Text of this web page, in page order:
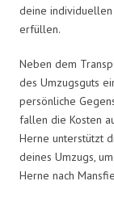
deine
erfüllen.
Neben dem
des Umzugsguts
persönliche
fallen die Kosten
Herne unterstützt
deines Umzugs,
Herne nach